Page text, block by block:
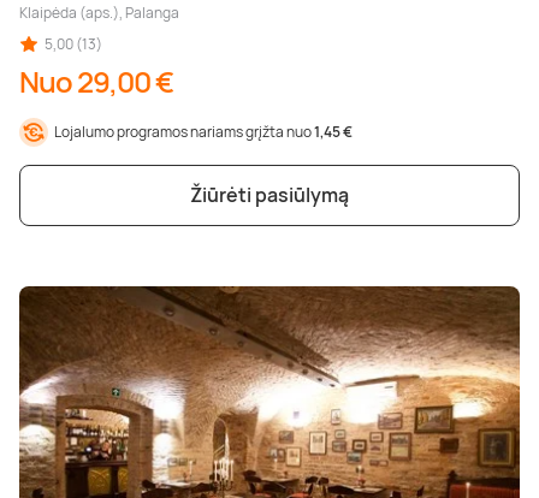
Klaipėda (aps.), Palanga
5,00 (13)
Nuo 29,00 €
Lojalumo programos nariams grįžta nuo1,45 €
Žiūrėti pasiūlymą